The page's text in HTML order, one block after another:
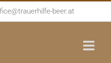
beer.at